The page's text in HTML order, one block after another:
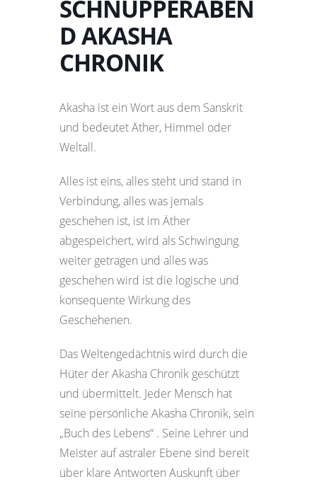
SCHNUPPERABEN
D AKASHA
CHRONIK
Akasha ist ein Wort aus dem Sanskrit
und bedeutet Äther, Himmel oder
Weltall.
Alles ist eins, alles steht und stand in
Verbindung, alles was jemals
geschehen ist, ist im Äther
abgespeichert, wird als Schwingung
weiter getragen und alles was
geschehen wird ist die logische und
konsequente Wirkung des
Geschehenen.
Das Weltengedächtnis wird durch die
Hüter der Akasha Chronik geschützt
und übermittelt. Jeder Mensch hat
seine persönliche Akasha Chronik, sein
„Buch des Lebens“ . Seine Lehrer und
Meister auf astraler Ebene sind bereit
über klare Antworten Auskunft über